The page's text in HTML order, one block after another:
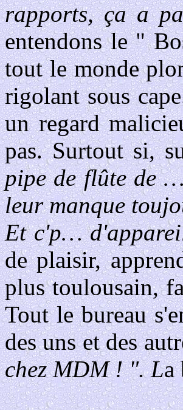
rapports, ça a
entendons le "
tout le monde
rigolant sous
un regard
pas. Surtout si,
pipe de flûte de
leur manque
Et c'p…
de plaisir,
plus toulousain,
Tout le bureau
des uns et des
chez MDM ! ". La